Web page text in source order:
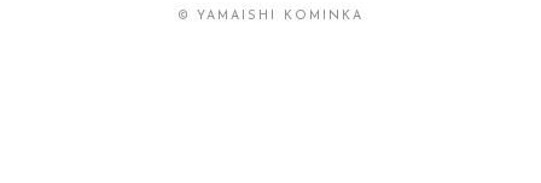
© YAMAISHI KOMINKA